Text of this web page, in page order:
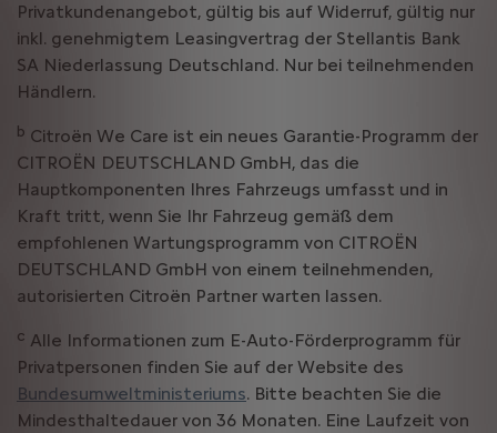
Privatkundenangebot, gültig bis auf Widerruf, gültig nur
inkl. genehmigtem Leasingvertrag der Stellantis Bank
SA Niederlassung Deutschland. Nur bei teilnehmenden
Händlern.
b Citroën We Care ist ein neues Garantie-Programm der
CITROËN DEUTSCHLAND GmbH, das die
Hauptkomponenten Ihres Fahrzeugs umfasst und in
Kraft tritt, wenn Sie Ihr Fahrzeug gemäß dem
empfohlenen Wartungsprogramm von CITROËN
DEUTSCHLAND GmbH von einem teilnehmenden,
autorisierten Citroën Partner warten lassen.
c Alle Informationen zum E-Auto-Förderprogramm für
Privatpersonen finden Sie auf der Website des
Bundesumweltministeriums. Bitte beachten Sie die
Mindesthaltedauer von 36 Monaten. Eine Laufzeit von